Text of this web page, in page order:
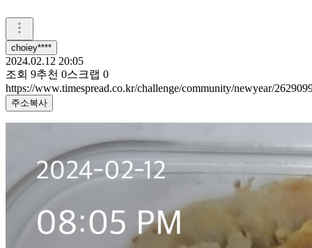
choiey****
2024.02.12 20:05
조회 9추천 0스크랩 0
https://www.timespread.co.kr/challenge/community/newyear/
주소복사